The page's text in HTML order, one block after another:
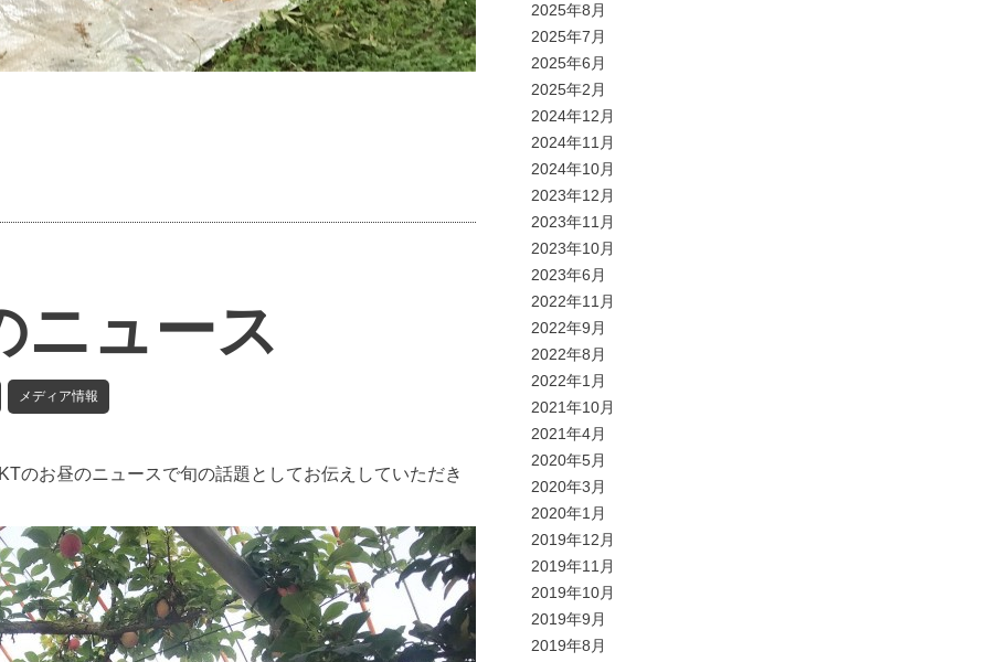
ニュース
メディア情報
のお昼のニュースで旬の話題としてお伝えしていただき
2025年8月
2025年7月
2025年6月
2025年2月
2024年12月
2024年11月
2024年10月
2023年12月
2023年11月
2023年10月
2023年6月
2022年11月
2022年9月
2022年8月
2022年1月
2021年10月
2021年4月
2020年5月
2020年3月
2020年1月
2019年12月
2019年11月
2019年10月
2019年9月
2019年8月